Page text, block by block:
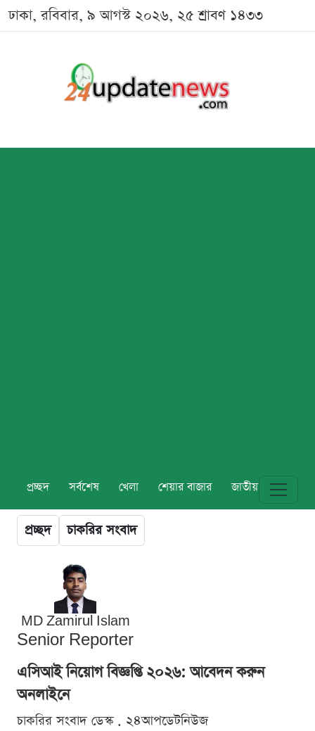
ঢাকা, রবিবার, ৯ আগস্ট ২০২৬, ২৫ শ্রাবণ ১৪৩৩
প্রচ্ছদ সর্বশেষ খেলা শেয়ার বাজার জাতীয় বিশ্ব
প্রচ্ছদ চাকরির সংবাদ
MD Zamirul Islam
Senior Reporter
এসিআই নিয়োগ বিজ্ঞপ্তি ২০২৬: আবেদন করুন
অনলাইনে
চাকরির সংবাদ ডেস্ক . ২৪আপডেটনিউজ